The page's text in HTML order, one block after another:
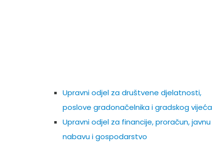
Upravni odjel za društvene djelatnosti,
poslove gradonačelnika i gradskog vijeća
Upravni odjel za financije, proračun, javnu
nabavu i gospodarstvo